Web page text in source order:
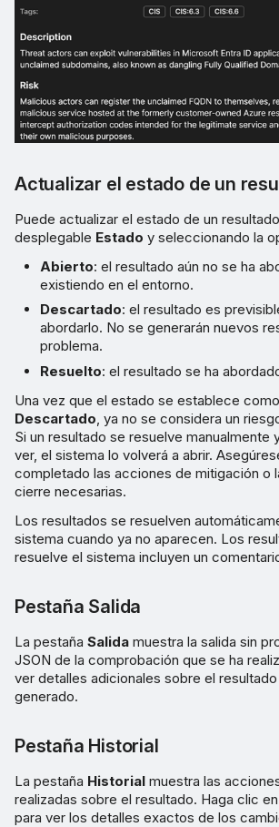
Actualizar el estado de un
Puede actualizar el estado de un
desplegable Estado y seleccionando la
Abierto: el resultado aún no se ha
existiendo en el entorno.
Descartado: el resultado es
abordarlo. No se generarán nuevos
problema.
Resuelto: el resultado se ha
Una vez que el estado se establece como
Descartado, ya no se considera un
Si un resultado se resuelve manualmente
ver, el sistema lo volverá a abrir.
completado las acciones de mitigación o
cierre necesarias.
Los resultados se resuelven
sistema cuando ya no aparecen. Los
resuelve el sistema incluyen un
Pestaña Salida
La pestaña Salida muestra la salida sin
JSON de la comprobación que se ha
ver detalles adicionales sobre el
generado.
Pestaña Historial
La pestaña Historial muestra las
realizadas sobre el resultado. Haga clic en
para ver los detalles exactos de los